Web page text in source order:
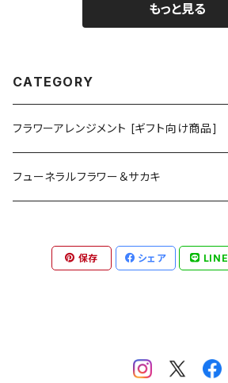
もっと見る
CATEGORY
フラワーアレンジメント [ギフト向け商品]
プリザーブドフラワーアレンジメント
フラワーリース＆ブーケ
フューネラルフラワー＆サカキ
花器付き
お供えアレンジメント
保存 シェア LINE